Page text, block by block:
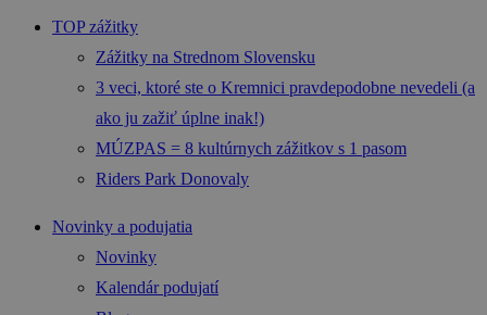
TOP zážitky
Zážitky na Strednom Slovensku
3 veci, ktoré ste o Kremnici pravdepodobne nevedeli (a
ako ju zažiť úplne inak!)
MÚZPAS = 8 kultúrnych zážitkov s 1 pasom
Riders Park Donovaly
Novinky a podujatia
Novinky
Kalendár podujatí